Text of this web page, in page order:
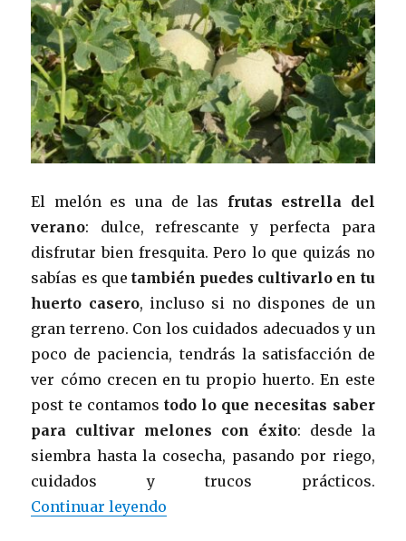
El melón es una de las frutas estrella del
verano: dulce, refrescante y perfecta para
disfrutar bien fresquita. Pero lo que quizás no
sabías es que también puedes cultivarlo en tu
huerto casero, incluso si no dispones de un
gran terreno. Con los cuidados adecuados y un
poco de paciencia, tendrás la satisfacción de
ver cómo crecen en tu propio huerto. En este
post te contamos todo lo que necesitas saber
para cultivar melones con éxito: desde la
siembra hasta la cosecha, pasando por riego,
cuidados y trucos prácticos.
Continuar leyendo